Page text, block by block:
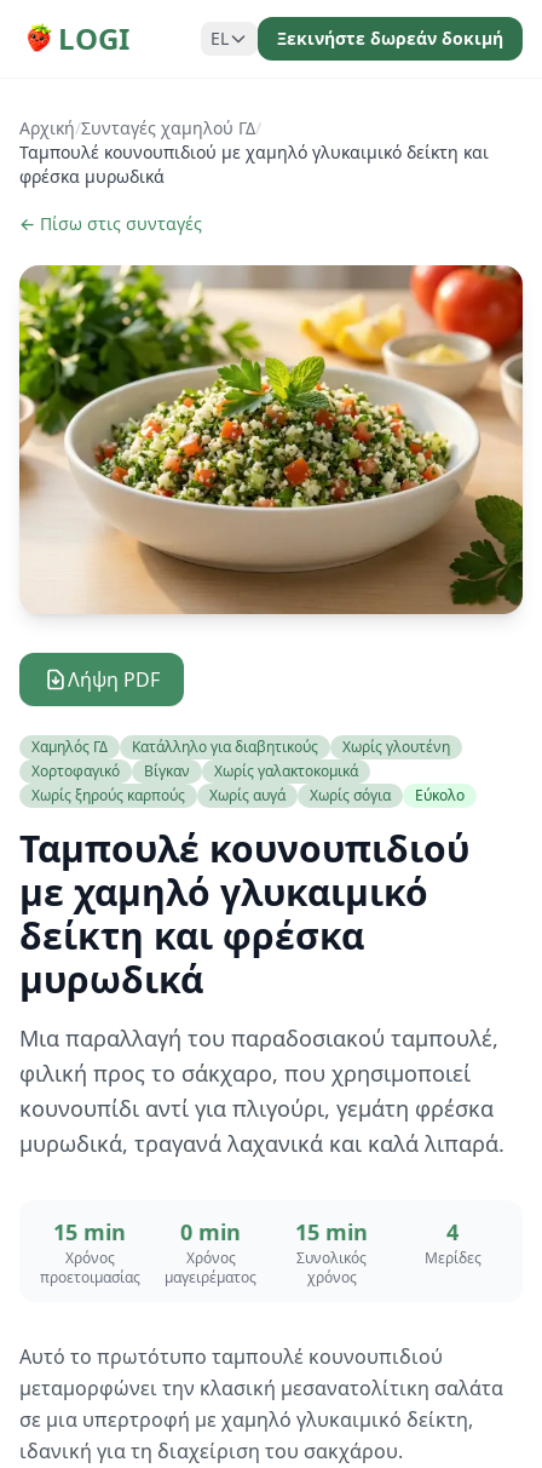
LOGI EL Ξεκινήστε δωρεάν δοκιμή
Αρχική/Συνταγές χαμηλού ΓΔ/
Ταμπουλέ κουνουπιδιού με χαμηλό γλυκαιμικό δείκτη και
φρέσκα μυρωδικά
← Πίσω στις συνταγές
Λήψη PDF
Χαμηλός ΓΔ Κατάλληλο για διαβητικούς
Χωρίς γλουτένη
Χορτοφαγικό
Βίγκαν
Χωρίς γαλακτοκομικά
Χωρίς ξηρούς καρπούς
Χωρίς αυγά Χωρίς σόγια Εύκολο
Ταμπουλέ κουνουπιδιού
με χαμηλό γλυκαιμικό
δείκτη και φρέσκα
μυρωδικά
Μια παραλλαγή του παραδοσιακού ταμπουλέ,
φιλική προς το σάκχαρο, που χρησιμοποιεί
κουνουπίδι αντί για πλιγούρι, γεμάτη φρέσκα
μυρωδικά, τραγανά λαχανικά και καλά λιπαρά.
15 min
Χρόνος
προετοιμασίας
0 min
Χρόνος
μαγειρέματος
15 min
Συνολικός
χρόνος
4
Μερίδες
Αυτό το πρωτότυπο ταμπουλέ κουνουπιδιού
μεταμορφώνει την κλασική μεσανατολίτικη σαλάτα
σε μια υπερτροφή με χαμηλό γλυκαιμικό δείκτη,
ιδανική για τη διαχείριση του σακχάρου.